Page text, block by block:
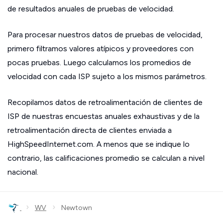
de resultados anuales de pruebas de velocidad.
Para procesar nuestros datos de pruebas de velocidad,
primero filtramos valores atípicos y proveedores con
pocas pruebas. Luego calculamos los promedios de
velocidad con cada ISP sujeto a los mismos parámetros.
Recopilamos datos de retroalimentación de clientes de
ISP de nuestras encuestas anuales exhaustivas y de la
retroalimentación directa de clientes enviada a
HighSpeedInternet.com. A menos que se indique lo
contrario, las calificaciones promedio se calculan a nivel
nacional.
› WV › Newtown